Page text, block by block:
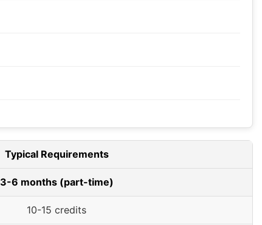
Typical Requirements
3-6 months (part-time)
10-15 credits